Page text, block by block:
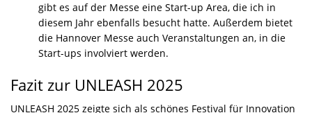
gibt es auf der Messe eine Start-up Area, die ich in
diesem Jahr ebenfalls besucht hatte. Außerdem bietet
die Hannover Messe auch Veranstaltungen an, in die
Start-ups involviert werden.
Fazit zur UNLEASH 2025
UNLEASH 2025 zeigte sich als schönes Festival für Innovation